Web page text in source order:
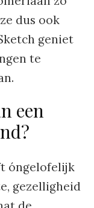
dus ook
geniet
te
een
óngelofelijk
gezelligheid